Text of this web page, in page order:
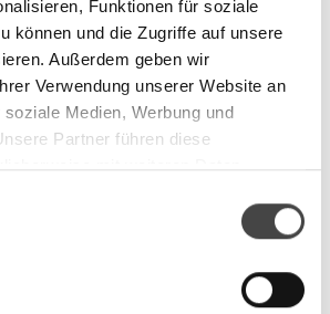
Funktionen für soziale
können und die Zugriffe auf unsere
Außerdem geben wir
Verwendung unserer Website an
Medien, Werbung und
Partner führen diese
mit weiteren Daten
Nutzung der Dienste gesammelt